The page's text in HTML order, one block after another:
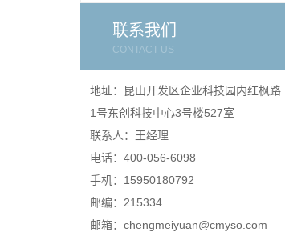
联系我们
CONTACT US
地址：昆山开发区企业科技园内红枫路
1号东创科技中心3号楼527室
联系人：王经理
电话：400-056-6098
手机：15950180792
邮编：215334
邮箱：chengmeiyuan@cmyso.com